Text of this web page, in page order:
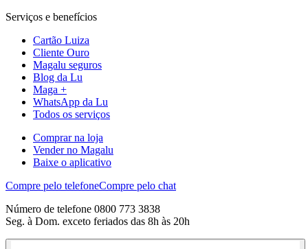
Serviços e benefícios
Cartão Luiza
Cliente Ouro
Magalu seguros
Blog da Lu
Maga +
WhatsApp da Lu
Todos os serviços
Comprar na loja
Vender no Magalu
Baixe o aplicativo
Compre pelo telefoneCompre pelo chat
Número de telefone 0800 773 3838
Seg. à Dom. exceto feriados das 8h às 20h